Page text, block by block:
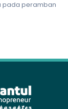
pada peramban